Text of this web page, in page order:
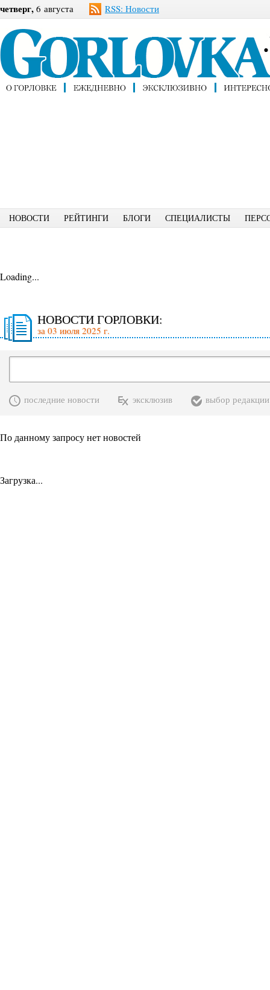
четверг, 6 августа RSS: Новости
НОВОСТИ РЕЙТИНГИ БЛОГИ СПЕЦИАЛИСТЫ
Loading...
НОВОСТИ ГОРЛОВКИ:
за 03 июля 2025 г.
последние новости эксклюзив выбор редакции
По данному запросу нет новостей
Загрузка...